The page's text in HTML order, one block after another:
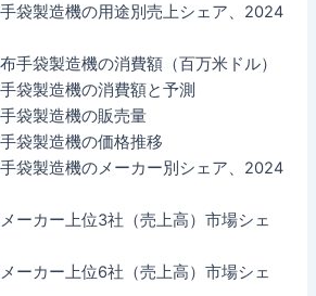
袋製造機の用途別売上シェア、2024
手袋製造機の消費額（百万米ドル）
袋製造機の消費額と予測
袋製造機の販売量
袋製造機の価格推移
袋製造機のメーカー別シェア、2024
ーカー上位3社（売上高）市場シェ
ーカー上位6社（売上高）市場シェ